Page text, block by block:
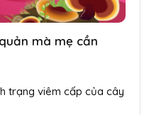
mà mẹ cần
trạng viêm cấp của cây